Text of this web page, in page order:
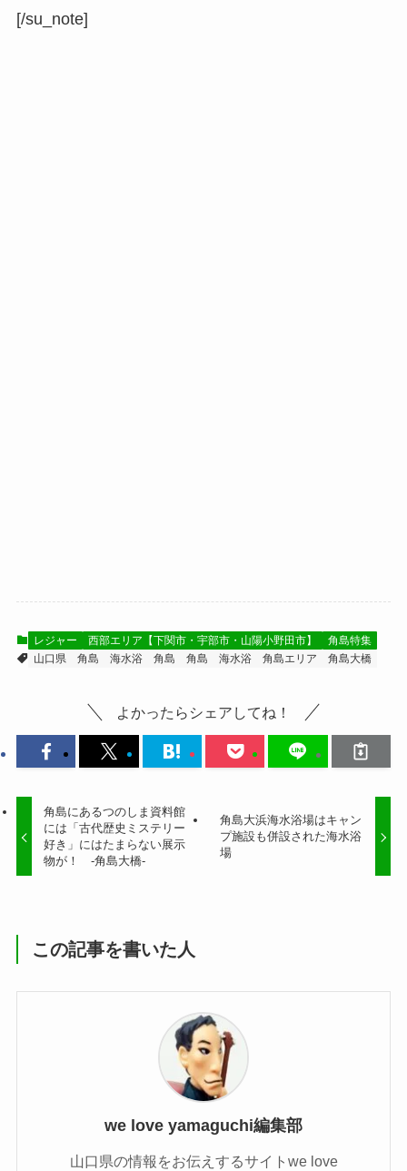
[/su_note]
レジャー 西部エリア【下関市・宇部市・山陽小野田市】
角島特集
山口県 角島
海水浴 角島 角島 海水浴 角島エリア 角島大橋
よかったらシェアしてね！
角島にあるつのしま資料館
には「古代歴史ミステリー
好き」にはたまらない展示
物が！ -角島大橋-
角島大浜海水浴場はキャン
プ施設も併設された海水浴
場
この記事を書いた人
we love yamaguchi編集部
山口県の情報をお伝えするサイトwe love